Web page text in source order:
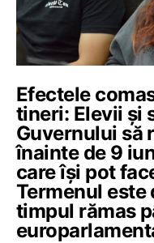
Efectele
tineri: Elevii și
Guvernului să
înainte de 9
care își pot
Termenul este
timpul rămas